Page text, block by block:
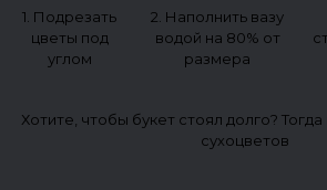
1. Подрезать
цветы под
углом
2. Наполнить вазу
водой на 80% от
размера
Хотите, чтобы букет стоял долго?
сухоцветов